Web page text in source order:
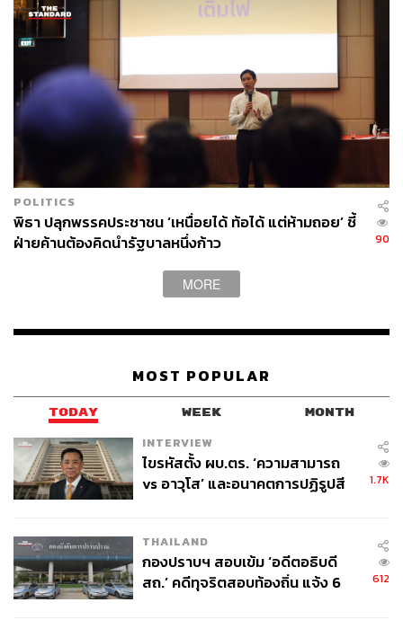
POLITICS
พิธา ปลุกพรรคประชาชน ‘เหนื่อยได้ ท้อได้ แต่ห้ามถอย’ ชี้
ฝ่ายค้านต้องคิดนำรัฐบาลหนึ่งก้าว
90
MORE
MOST POPULAR
TODAY WEEK MONTH
INTERVIEW
ไขรหัสตั้ง ผบ.ตร. ‘ความสามารถ
vs อาวุโส’ และอนาคตการปฏิรูปสี
1.7K
THAILAND
กองปราบฯ สอบเข้ม ‘อดีตอธิบดี
สถ.’ คดีทุจริตสอบท้องถิ่น แจ้ง 6
612